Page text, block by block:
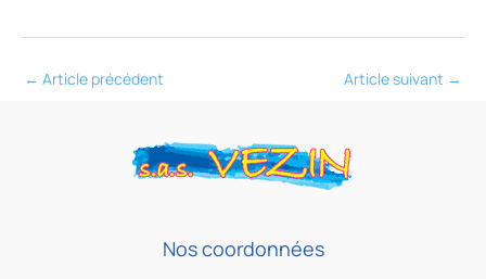
← Article précédent Article suivant →
Nos coordonnées